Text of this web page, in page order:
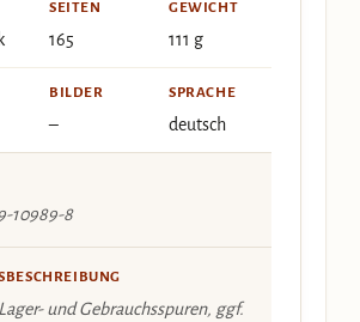
SEITEN
165
GEWICHT
111 g
BILDER
–
SPRACHE
deutsch
10989-8
und Gebrauchsspuren, ggf.